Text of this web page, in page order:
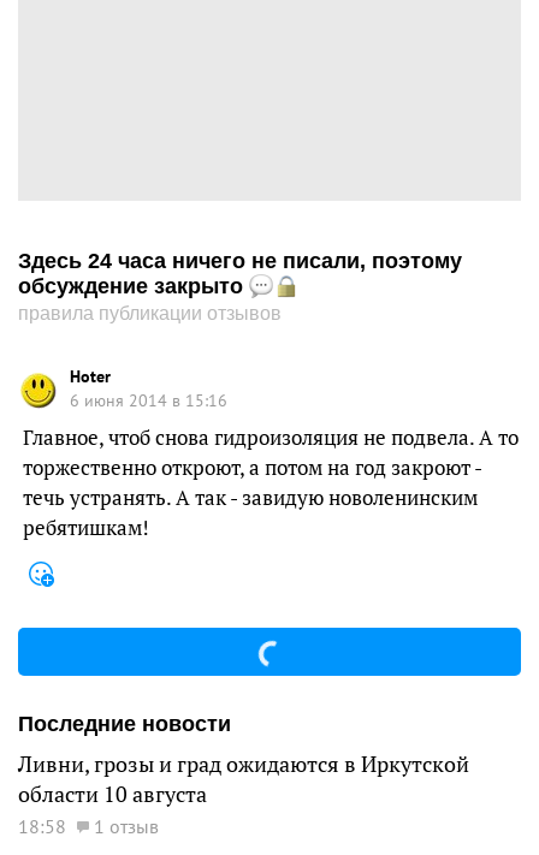
Здесь 24 часа ничего не писали, поэтому
обсуждение закрыто
правила публикации отзывов
Hoter
6 июня 2014 в 15:16
Главное, чтоб снова гидроизоляция не подвела. А то
торжественно откроют, а потом на год закроют -
течь устранять. А так - завидую новоленинским
ребятишкам!
Последние новости
Ливни, грозы и град ожидаются в Иркутской
области 10 августа
18:58 1 отзыв